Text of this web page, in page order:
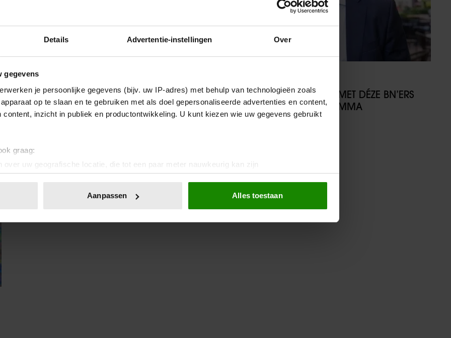
Details Advertentie-instellingen Over
gegevens
je persoonlijke gegevens (bijv. uw IP-adres) met behulp van technologieën zoals
op te slaan en te gebruiken met als doel gepersonaliseerde advertenties en content,
content, inzicht in publiek en productontwikkeling. U kunt kiezen wie uw gegevens gebruikt
graag:
over uw geografische locatie, die tot een paar meter nauwkeurig kan zijn
door het actief te scannen op specifieke eigenschappen (fingerprinting)
of intrekken in de Cookieverklaring.
en advertenties te personaliseren, om functies voor social media te bieden en om ons
Ook delen we informatie over uw gebruik van onze site met onze partners voor social
Deze partners kunnen deze gegevens combineren met andere informatie die u aan ze heeft
op basis van uw gebruik van hun services. U gaat akkoord met onze cookies als u
Aanpassen Alles toestaan
13/11/2025
JOHAN DERKSEN HAALT UIT NAAR
HUMBERTO TAN MAAR VLEIT MEREL
WESTRIK
HUMBERTO TAN GAAT MET DÉZE BN’ERS
OP PAD IN TV-PROGRAMMA